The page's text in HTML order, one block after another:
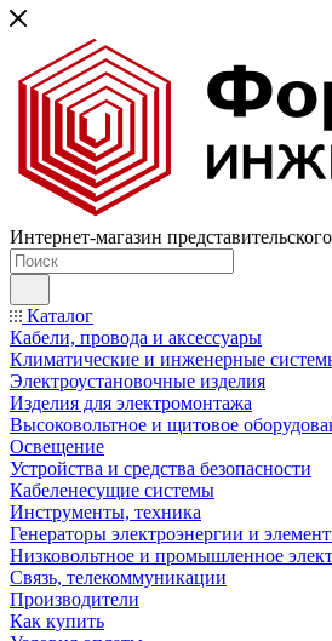
Интернет-магазин
Каталог
Кабели, провода и аксессуары
Климатические и инженерные
Электроустановочные изделия
Изделия для электромонтажа
Высоковольтное и щитовое
Освещение
Устройства и средства безопасности
Кабеленесущие системы
Инструменты, техника
Генераторы электроэнергии и
Низковольтное и промышленное
Связь, телекоммуникации
Производители
Как купить